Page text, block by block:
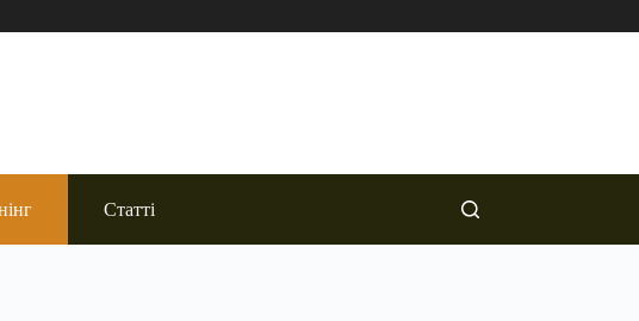
Статті